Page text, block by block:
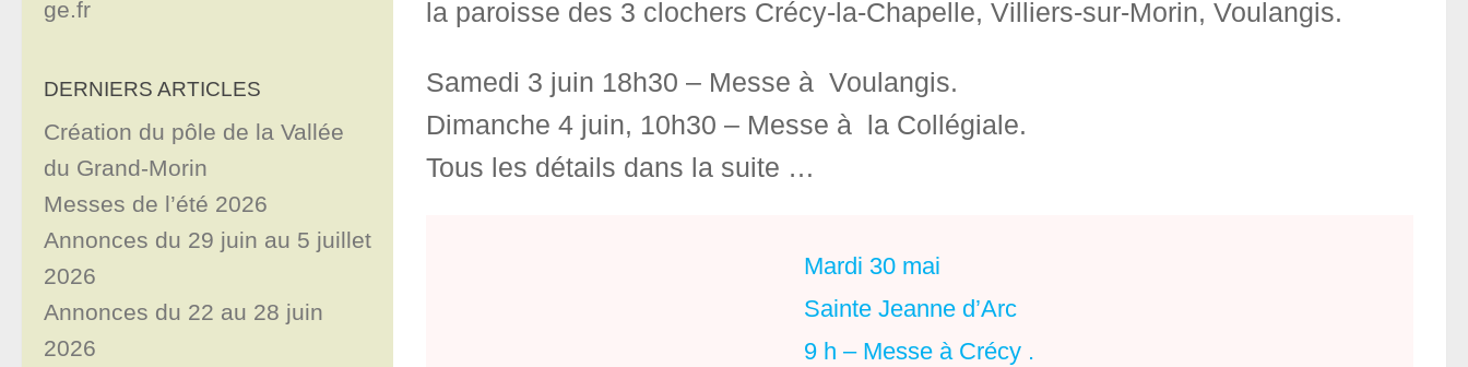
la paroisse des 3 clochers Crécy-la-Chapelle, Villiers-sur-Morin, Voulangis.
Samedi 3 juin 18h30 – Messe à Voulangis.
Dimanche 4 juin, 10h30 – Messe à la Collégiale.
Tous les détails dans la suite …
Mardi 30 mai
Sainte Jeanne d’Arc
9 h – Messe à Crécy .
ge.fr
DERNIERS ARTICLES
Création du pôle de la Vallée
du Grand-Morin
Messes de l’été 2026
Annonces du 29 juin au 5 juillet
2026
Annonces du 22 au 28 juin
2026